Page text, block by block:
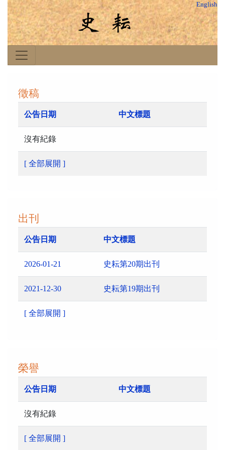
English
徵稿
公告日期 中文標題
沒有紀錄
[ 全部展開 ]
出刊
公告日期 中文標題
2026-01-21 史耘第20期出刊
2021-12-30 史耘第19期出刊
[ 全部展開 ]
榮譽
公告日期 中文標題
沒有紀錄
[ 全部展開 ]